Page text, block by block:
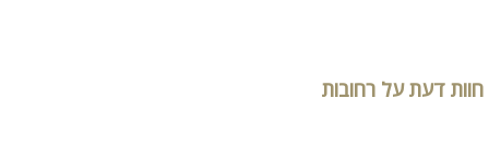
חוות דעת על רחובות